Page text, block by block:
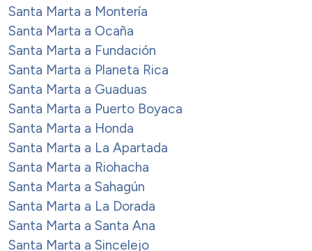
Santa Marta a Montería
Santa Marta a Ocaña
Santa Marta a Fundación
Santa Marta a Planeta Rica
Santa Marta a Guaduas
Santa Marta a Puerto Boyaca
Santa Marta a Honda
Santa Marta a La Apartada
Santa Marta a Riohacha
Santa Marta a Sahagún
Santa Marta a La Dorada
Santa Marta a Santa Ana
Santa Marta a Sincelejo